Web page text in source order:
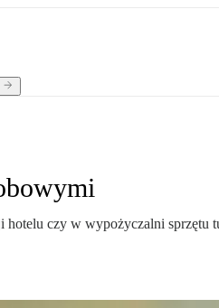
czy w wypożyczalni